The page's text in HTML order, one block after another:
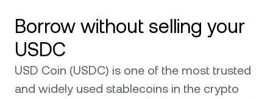
Borrow without selling your
USDC
USD Coin (USDC) is one of the most trusted
and widely used stablecoins in the crypto